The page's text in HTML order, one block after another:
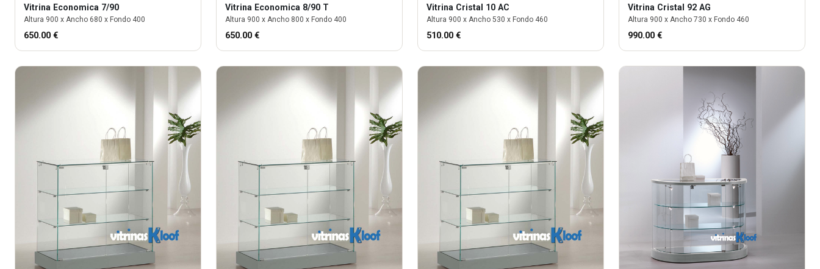
Vitrina Economica 7/90
Altura 900 x Ancho 680 x Fondo 400
650.00 €
Vitrina Economica 8/90 T
Altura 900 x Ancho 800 x Fondo 400
650.00 €
Vitrina Cristal 10 AC
Altura 900 x Ancho 530 x Fondo 460
510.00 €
Vitrina Cristal 92 AG
Altura 900 x Ancho 730 x Fondo 460
990.00 €